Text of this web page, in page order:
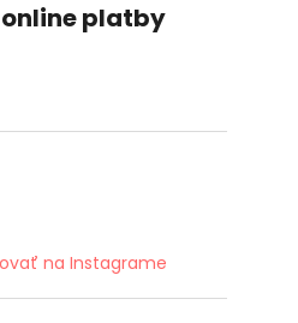
platby
na Instagrame